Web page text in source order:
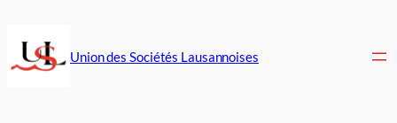
contenu
Union des Sociétés Lausannoises